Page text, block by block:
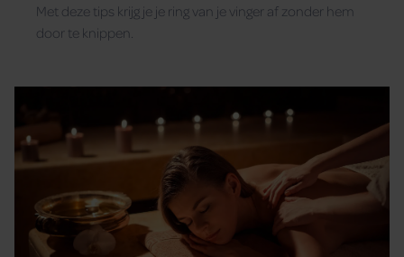
Met deze tips krijg je je ring van je vinger af zonder hem
door te knippen.